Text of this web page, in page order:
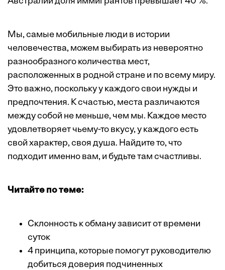
Мы, самые мобильные люди в истории
человечества, можем выбирать из невероятно
разнообразного количества мест,
расположенных в родной стране и по всему миру.
Это важно, поскольку у каждого свои нужды и
предпочтения. К счастью, места различаются
между собой не меньше, чем мы. Каждое место
удовлетворяет чьему-то вкусу, у каждого есть
свой характер, своя душа. Найдите то, что
подходит именно вам, и будьте там счастливы.
Читайте по теме:
Склонность к обману зависит от времени
суток
4 принципа, которые помогут руководителю
добиться доверия подчиненных